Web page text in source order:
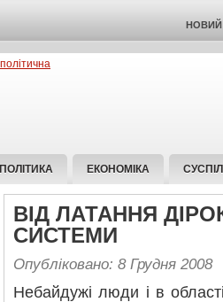
НОВИЙ
ПОЛІТИКА ЕКОНОМІКА
ВІД ЛАТАННЯ
СИСТЕМИ
Опубліковано: 8 Грудня 2008
Небайдужі люди і в